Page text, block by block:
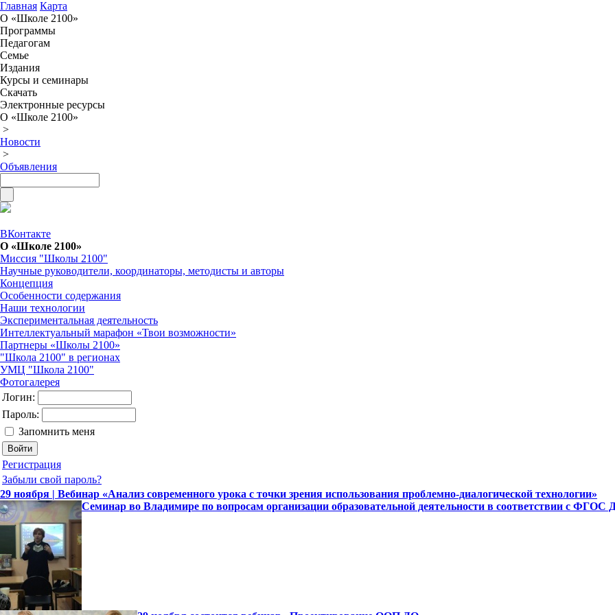
Главная Карта
О «Школе 2100»
Программы
Педагогам
Семье
Издания
Курсы и семинары
Скачать
Электронные ресурсы
О «Школе 2100»
>
Новости
>
Объявления
ВКонтакте
О «Школе 2100»
Миссия "Школы 2100"
Научные руководители, координаторы, методисты и авторы
Концепция
Особенности содержания
Наши технологии
Экспериментальная деятельность
Интеллектуальный марафон «Твои возможности»
Партнеры «Школы 2100»
"Школа 2100" в регионах
УМЦ "Школа 2100"
Фотогалерея
Логин:
Пароль:
Запомнить меня
Регистрация
Забыли свой пароль?
29 ноября | Вебинар «Анализ современного урока с точки зрения использования проблемно-диалогической технологии»
Семинар во Владимире по вопросам организации образовательной деятельности в соответствии с ФГОС